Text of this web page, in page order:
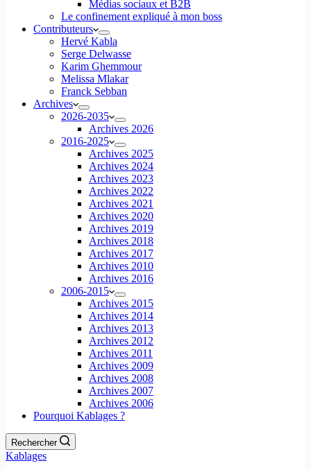
Médias sociaux et B2B
Le confinement expliqué à mon boss
Contributeurs
Hervé Kabla
Serge Delwasse
Karim Ghemmour
Melissa Mlakar
Franck Sebban
Archives
2026-2035
Archives 2026
2016-2025
Archives 2025
Archives 2024
Archives 2023
Archives 2022
Archives 2021
Archives 2020
Archives 2019
Archives 2018
Archives 2017
Archives 2010
Archives 2016
2006-2015
Archives 2015
Archives 2014
Archives 2013
Archives 2012
Archives 2011
Archives 2009
Archives 2008
Archives 2007
Archives 2006
Pourquoi Kablages ?
Rechercher
Kablages